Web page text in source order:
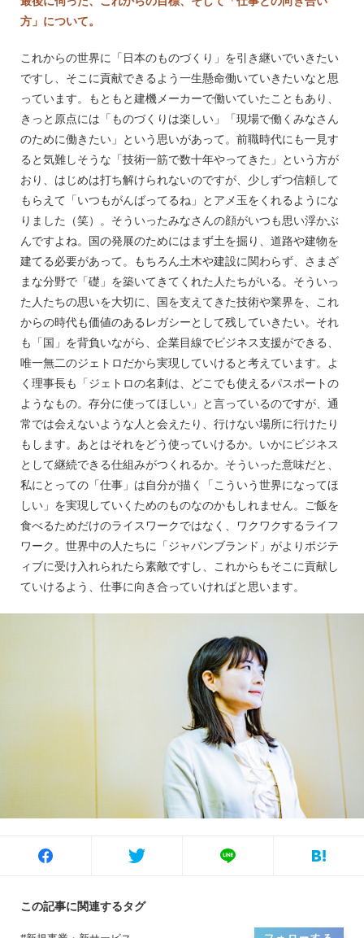
方」について。
これからの世界に「日本のものづくり」を引き継いでいきたい
ですし、そこに貢献できるよう一生懸命働いていきたいなと思
っています。もともと建機メーカーで働いていたこともあり、
きっと原点には「ものづくりは楽しい」「現場で働くみなさん
のために働きたい」という思いがあって。前職時代にも一見す
ると気難しそうな「技術一筋で数十年やってきた」という方が
おり、はじめは打ち解けられないのですが、少しずつ信頼して
もらえて「いつもがんばってるね」とアメ玉をくれるようにな
りました（笑）。そういったみなさんの顔がいつも思い浮かぶ
んですよね。国の発展のためにはまず土を掘り、道路や建物を
建てる必要があって。もちろん土木や建設に関わらず、さまざ
まな分野で「礎」を築いてきてくれた人たちがいる。そういっ
た人たちの思いを大切に、国を支えてきた技術や業界を、これ
からの時代も価値のあるレガシーとして残していきたい。それ
も「国」を背負いながら、企業目線でビジネス支援ができる、
唯一無二のジェトロだから実現していけると考えています。よ
く理事長も「ジェトロの名刺は、どこでも使えるパスポートの
ようなもの。存分に使ってほしい」と言っているのですが、通
常では会えないような人と会えたり、行けない場所に行けたり
もします。あとはそれをどう使っていけるか。いかにビジネス
として継続できる仕組みがつくれるか。そういった意味だと、
私にとっての「仕事」は自分が描く「こういう世界になってほ
しい」を実現していくためのものなのかもしれません。ご飯を
食べるためだけのライスワークではなく、ワクワクするライフ
ワーク。世界中の人たちに「ジャパンブランド」がよりポジテ
ィブに受け入れられたら素敵ですし、これからもそこに貢献し
ていけるよう、仕事に向き合っていければと思います。
この記事に関連するタグ